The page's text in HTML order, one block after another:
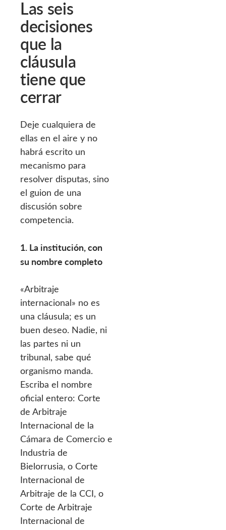
Las seis
decisiones
que la
cláusula
tiene que
cerrar
Deje cualquiera de
ellas en el aire y no
habrá escrito un
mecanismo para
resolver disputas, sino
el guion de una
discusión sobre
competencia.
1. La institución, con
su nombre completo
«Arbitraje
internacional» no es
una cláusula; es un
buen deseo. Nadie, ni
las partes ni un
tribunal, sabe qué
organismo manda.
Escriba el nombre
oficial entero: Corte
de Arbitraje
Internacional de la
Cámara de Comercio e
Industria de
Bielorrusia, o Corte
Internacional de
Arbitraje de la CCI, o
Corte de Arbitraje
Internacional de